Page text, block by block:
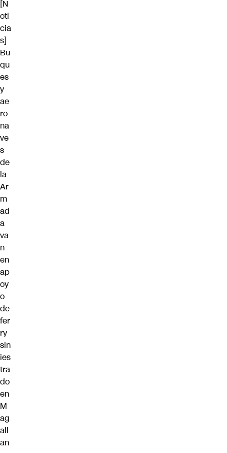
[N
oti
cia
s]
Bu
qu
es
y
ae
ro
na
ve
s
de
la
Ar
m
ad
a
va
n
en
ap
oy
o
de
fer
ry
sin
ies
tra
do
en
M
ag
all
an